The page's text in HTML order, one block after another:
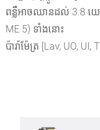
ពន្លឺអាចឈានដល់ 3.8 យោង
ME 5) ទាំងនោះ
ប៉ារ៉ាម៉ែត្រ [Lav, UO, UI,